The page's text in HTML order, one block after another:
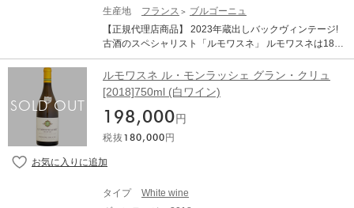
び、全ブルゴーニュを代表する畑のひとつです。 REMOI
ルモワスネ モレ・サン・ドニ クロ・ヴージョ グラン・
クリュ 生産地：フランス ブルゴーニュ コート・ド・ニ
RU ぶどう品種：ピノ・ノワール 100% アルコール度
数：13.5% 味わい：赤ワイン 辛口 ミディアムボディ
ージのワインは必ず休息させることが必要です。休ませ
ずに抜栓してしまうと本来の味わいは全く表れてきませ
古酒特有のボトル傷や汚れがございます。 ●澱がござい
み落ち着くまで休息させてから(最低でも1か月、出来れ
ば2カ月以上)抜栓してください。 ●熟成による色調の変
生産地
フランス
ブルゴーニュ
【正規代理店商品】 2023年蔵出しバックヴィンテージ!
古酒のスペシャリスト「ルモワスネ」 ルモワスネは1879
年設立のネゴシアン。年代物の古酒は大量のストックを
しています。前当主のローラン氏は最後のブルジョアと
も言われるほどの裕福な家系。その豊富な財力で60年代,
70年代,80年代は現代のトップドメーヌから大量のワイン
を買い付けています。その素晴らしいワインが、彼のカ
ーヴにて樽から瓶に詰められた後、一切動かされずに今
も大量に眠っており、現在その味わいは酸、タンニン、
果実味全てが溶け合った魅惑的な味わいを醸し出してお
瓶内の澱が悪影響を及ぼすとの事から1本1本丹念に澱を
取り除いています。その後、コルクを抜き澱の不足分を
ルモワスネ ル・モンラッシェ グラン・クリュ
[2018]750ml (白ワイン)
198,000 円
税抜 180,000 円
タイプ
White wine